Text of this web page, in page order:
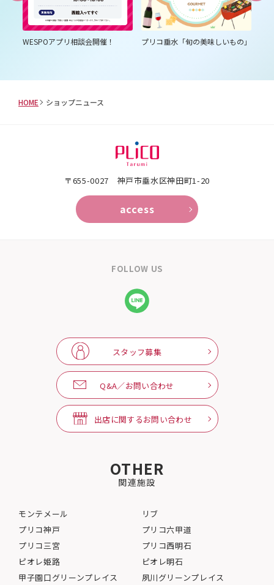
WESPOアプリ相談会開催！ プリコ垂水「旬の美味しいもの」
HOME ショップニュース
〒655-0027 神戸市垂水区神田町1-20
access
FOLLOW US
スタッフ募集
Q&A／お問い合わせ
出店に関するお問い合わせ
OTHER
関連施設
モンテメール
リブ
プリコ神戸
プリコ六甲道
プリコ三宮
プリコ西明石
ピオレ姫路
ピオレ明石
甲子園口グリーンプレイス
夙川グリーンプレイス